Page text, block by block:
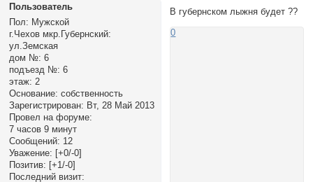
Пользователь
Пол: Мужской
г.Чехов мкр.Губернский:
ул.Земская
дом №: 6
подъезд №: 6
этаж: 2
Основание: собственность
Зарегистрирован: Вт, 28 Май 2013
Провел на форуме:
7 часов 9 минут
Сообщений: 12
Уважение: [+0/-0]
Позитив: [+1/-0]
Последний визит:
В губернском лыжня будет ??
0